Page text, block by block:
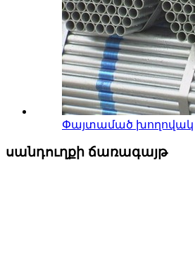
Փայտամած խողովակ
սանդուղքի ճառագայթ